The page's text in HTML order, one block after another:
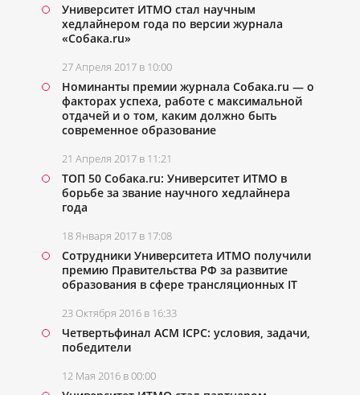
Университет ИТМО стал научным
хедлайнером года по версии журнала
«Собака.ru»
27 Апреля 2017 в 10:00
Номинанты премии журнала Собака.ru — о
факторах успеха, работе с максимальной
отдачей и о том, каким должно быть
современное образование
21 Апреля 2017 в 11:21
ТОП 50 Собака.ru: Университет ИТМО в
борьбе за звание научного хедлайнера
года
18 Января 2017 в 17:08
Сотрудники Университета ИТМО получили
премию Правительства РФ за развитие
образования в сфере трансляционных IT
23 Октября 2016 в 16:33
Четвертьфинал ACM ICPC: условия, задачи,
победители
12 Мая 2016 в 00:00